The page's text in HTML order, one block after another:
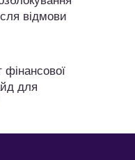
відмови
фінансової
для